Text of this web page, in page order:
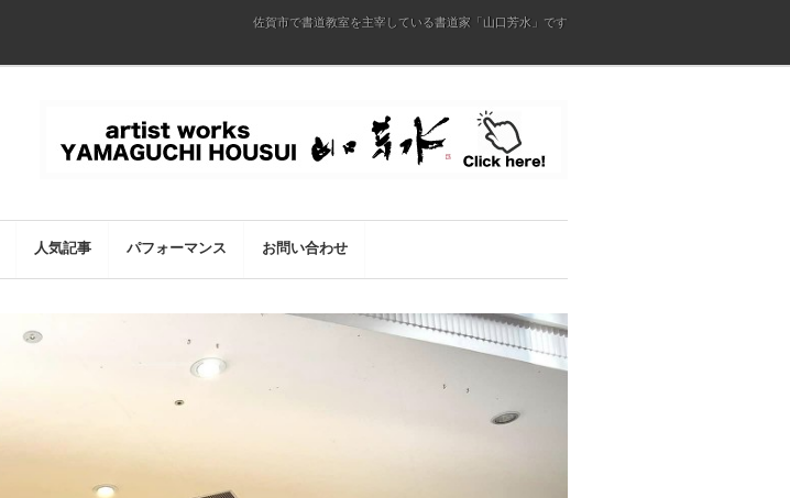
佐賀市で書道教室を主宰している書道家「山口芳水」です
人気記事 パフォーマンス お問い合わせ